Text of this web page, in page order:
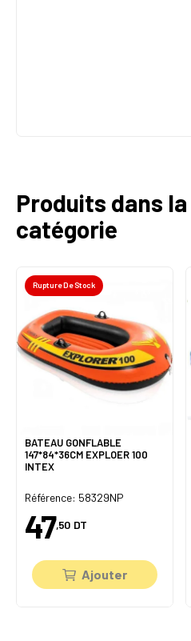
Produits dans
catégorie
Rupture De Stock
BATEAU GONFLABLE
147*84*36CM EXPLOER 100
INTEX
Référence: 58329NP
47,50 DT
Ajouter